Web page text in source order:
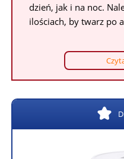
dzień, jak i na noc.
ilościach, by twarz po